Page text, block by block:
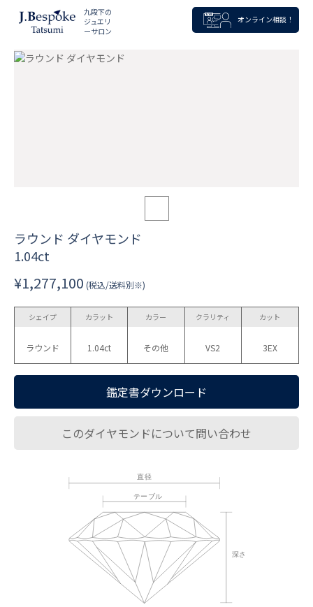
九段下の
ジュエリ
ーサロン
オンライン相談！
ラウンド ダイヤモンド
1.04ct
¥1,277,100 (税込/送料別※)
シェイプ
ラウンド
カラット
1.04ct
カラー
その他
クラリティ
VS2
カット
3EX
鑑定書ダウンロード
このダイヤモンドについて問い合わせ